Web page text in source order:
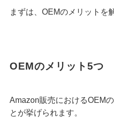
まずは、OEMのメリットを
OEMのメリット5つ
Amazon販売におけるOEM
とが挙げられます。